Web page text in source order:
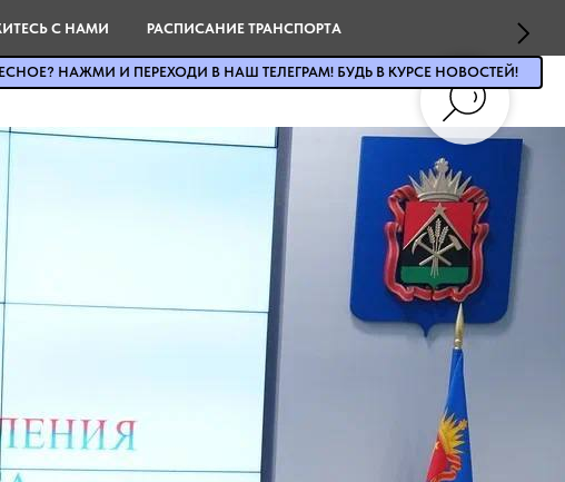
С НАМИ РАСПИСАНИЕ ТРАНСПОРТА
НАЖМИ И ПЕРЕХОДИ В НАШ ТЕЛЕГРАМ! БУДЬ В КУРСЕ НОВОСТЕЙ!